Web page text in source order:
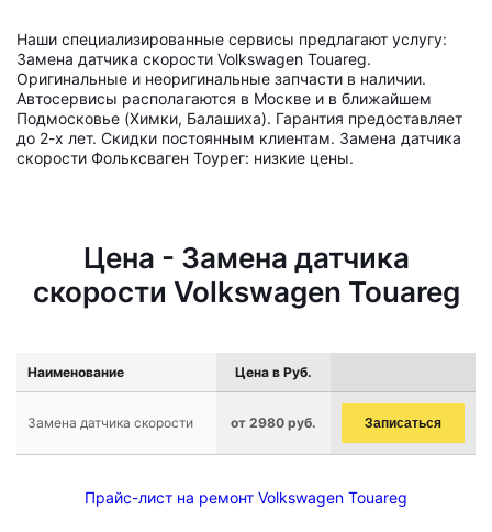
Наши специализированные сервисы предлагают услугу:
Замена датчика скорости Volkswagen Touareg.
Оригинальные и неоригинальные запчасти в наличии.
Автосервисы располагаются в Москве и в ближайшем
Подмосковье (Химки, Балашиха). Гарантия предоставляет
до 2-х лет. Скидки постоянным клиентам. Замена датчика
скорости Фольксваген Тоурег: низкие цены.
Цена - Замена датчика
скорости Volkswagen Touareg
Наименование Цена в Руб.
Замена датчика скорости от 2980 руб. Записаться
Прайс-лист на ремонт Volkswagen Touareg